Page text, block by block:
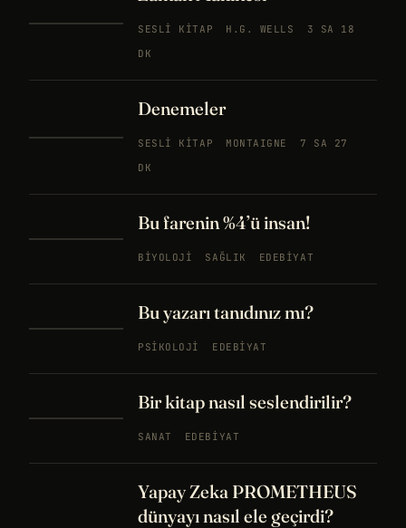
SESLI KITAP H.G. WELLS
3 SA 18
DK
Denemeler
SESLI KITAP MONTAIGNE
7 SA 27
DK
Bu farenin %4’ü insan!
BIYOLOJI SAĞLIK EDEBIYAT
Bu yazarı tanıdınız mı?
PSIKOLOJI EDEBIYAT
Bir kitap nasıl seslendirilir?
SANAT EDEBIYAT
Yapay Zeka PROMETHEUS
dünyayı nasıl ele geçirdi?